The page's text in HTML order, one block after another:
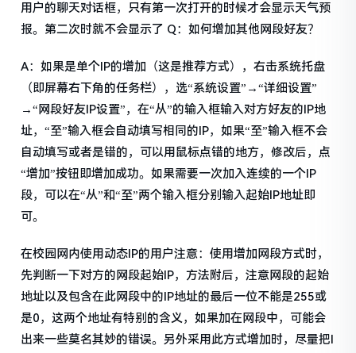
用户的聊天对话框，只有第一次打开的时候才会显示天气预
报。第二次时就不会显示了 Q：如何增加其他网段好友？
A：如果是单个IP的增加（这是推荐方式），右击系统托盘
（即屏幕右下角的任务栏），选“系统设置”→“详细设置”
→“网段好友IP设置”，在“从”的输入框输入对方好友的IP地
址，“至”输入框会自动填写相同的IP，如果“至”输入框不会
自动填写或者是错的，可以用鼠标点错的地方，修改后，点
“增加”按钮即增加成功。如果需要一次加入连续的一个IP
段，可以在“从”和“至”两个输入框分别输入起始IP地址即
可。
在校园网内使用动态IP的用户注意：使用增加网段方式时，
先判断一下对方的网段起始IP，方法附后，注意网段的起始
地址以及包含在此网段中的IP地址的最后一位不能是255或
是0，这两个地址有特别的含义，如果加在网段中，可能会
出来一些莫名其妙的错误。另外采用此方式增加时，尽量把I